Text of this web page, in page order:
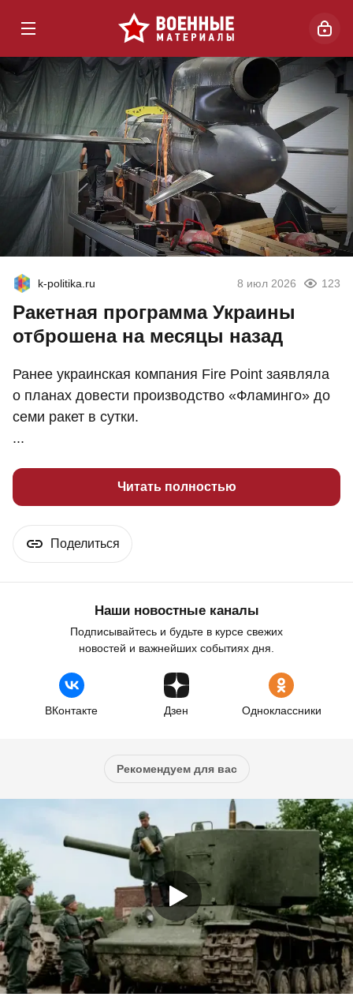
k-politika.ru 8 июл 2026 123
Ракетная программа Украины
отброшена на месяцы назад
Ранее украинская компания Fire Point заявляла
о планах довести производство «Фламинго» до
семи ракет в сутки.
...
Читать полностью
Поделиться
Наши новостные каналы
Подписывайтесь и будьте в курсе свежих
новостей и важнейших событиях дня.
ВКонтакте Дзен Одноклассники
Рекомендуем для вас